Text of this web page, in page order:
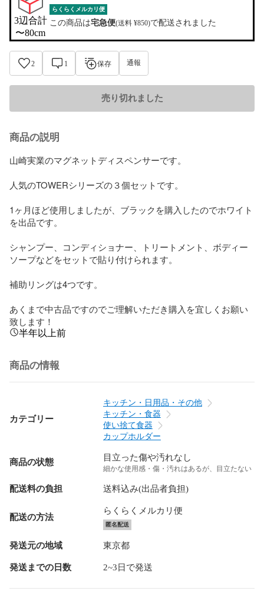
3辺合計
〜80cm
らくらくメルカリ便
この商品は宅急便(送料 ¥850)で配送されました
2 1 保存 通報
売り切れました
商品の説明
山崎実業のマグネットディスペンサーです。
人気のTOWERシリーズの３個セットです。
1ヶ月ほど使用しましたが、ブラックを購入したのでホワイト
を出品です。
シャンプー、コンディショナー、トリートメント、ボディー
ソープなどをセットで貼り付けられます。
補助リングは4つです。
あくまで中古品ですのでご理解いただき購入を宜しくお願い
致します！
半年以上前
商品の情報
カテゴリー
キッチン・日用品・その他
キッチン・食器
使い捨て食器
カップホルダー
商品の状態 目立った傷や汚れなし
細かな使用感・傷・汚れはあるが、目立たない
配送料の負担 送料込み(出品者負担)
配送の方法
らくらくメルカリ便
匿名配送
発送元の地域 東京都
発送までの日数 2~3日で発送